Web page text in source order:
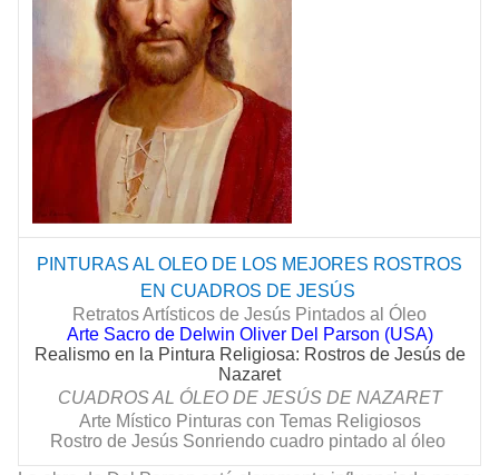
PINTURAS AL OLEO DE LOS MEJORES ROSTROS
EN CUADROS DE JESÚS
Retratos Artísticos de Jesús Pintados al Óleo
Arte Sacro de Delwin Oliver Del Parson (USA)
Realismo en la Pintura Religiosa: Rostros de Jesús de
Nazaret
CUADROS AL ÓLEO DE JESÚSDE NAZARET
Arte Místico Pinturas con Temas Religiosos
Rostro de Jesús Sonriendo cuadro pintado al óleo